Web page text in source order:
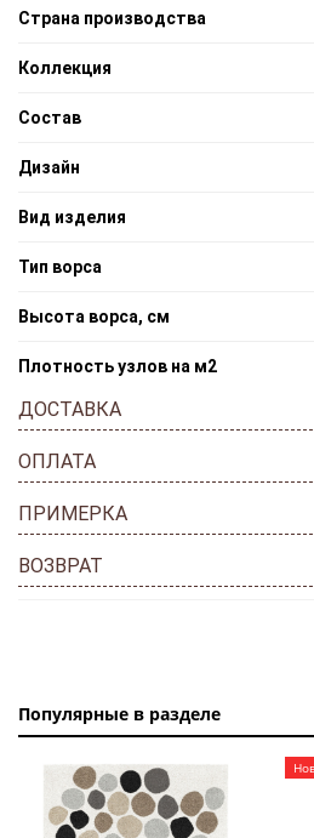
Страна производства
Коллекция
Состав
Дизайн
Вид изделия
Тип ворса
Высота ворса, см
Плотность узлов на м2
ДОСТАВКА
ОПЛАТА
ПРИМЕРКА
ВОЗВРАТ
Популярные в разделе